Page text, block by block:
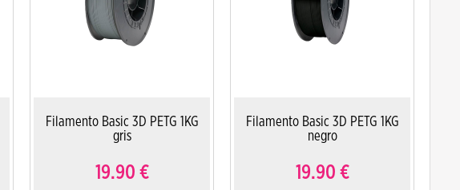
Filamento Basic 3D PETG 1KG
gris
19.90 €
Filamento Basic 3D PETG 1KG
negro
19.90 €